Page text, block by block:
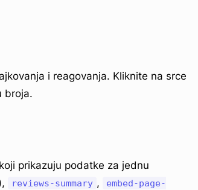
i reagovanja. Kliknite na srce
broja.
prikazuju podatke za jednu
reviews-summary ,
embed-page-